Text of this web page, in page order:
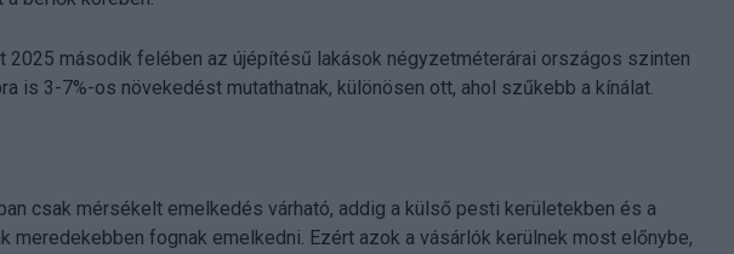
2025 második felében az újépítésű lakások négyzetméterárai országos szinten
is 3-7%-os növekedést mutathatnak, különösen ott, ahol szűkebb a kínálat.
csak mérsékelt emelkedés várható, addig a külső pesti kerületekben és a
meredekebben fognak emelkedni. Ezért azok a vásárlók kerülnek most előnybe,